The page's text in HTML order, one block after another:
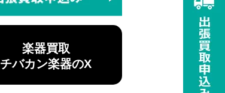
楽器買取
チバカン楽器のX